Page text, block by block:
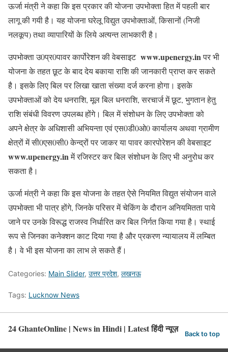
ऊर्जा मंत्री ने कहा कि इस प्रकार की योजना उपभोक्ता हित में पहली बार
लागू की गयी है। यह योजना घरेलू विद्युत उपभोक्ताओं, किसानों (निजी
नलकूप) तथा व्यापारियों के लिये अत्यन्त लाभकारी है।
उपभोक्ता उ0प्र0पावर कार्पोरेशन की वेबसाइट www.upenergy.inपर भी
योजना के तहत छूट के बाद देय बकाया राशि की जानकारी प्राप्त कर सकते
है। इसके लिए बिल पर लिखा खाता संख्या दर्ज करना होगा। इसके
उपभोक्ताओं को देय धनराशि, मूल बिल धनराशि, सरचार्ज में छूट, भुगतान हेतु
राशि संबंधी विवरण उपलब्ध होंगे। बिल में संशोधन के लिए उपभोक्ता को
अपने क्षेत्र के अधिशासी अभियन्ता एवं एस0डी0ओ0 कार्यालय अथवा ग्रामीण
क्षेत्रों में सी0एस0सी0 केन्द्रों पर जाकर या पावर कारपोरेशन की वेबसाइट
www.upenergy.inमें रजिस्टर कर बिल संशोधन के लिए भी अनुरोध कर
सकता है।
ऊर्जा मंत्री ने कहा कि इस योजना के तहत ऐसे नियमित विद्युत संयोजन वाले
उपभोक्ता भी पात्र होंगे, जिनके परिसर में चेकिंग के दौरान अनियमितता पाये
जाने पर उनके विरूद्ध राजस्व निर्धारित कर बिल निर्गत किया गया है। स्थाई
रूप से जिनका कनेक्शन काट दिया गया है और प्रकरण न्यायालय में लम्बित
है। वे भी इस योजना का लाभ ले सकते हैं।
Categories: Main Slider, उत्तर प्रदेश, लखनऊ
Tags: Lucknow News
24 GhanteOnline | News in Hindi | Latest हिंदी न्यूज़ Back to top